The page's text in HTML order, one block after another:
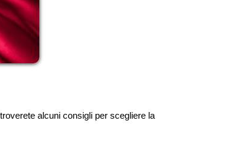
alcuni consigli per scegliere la